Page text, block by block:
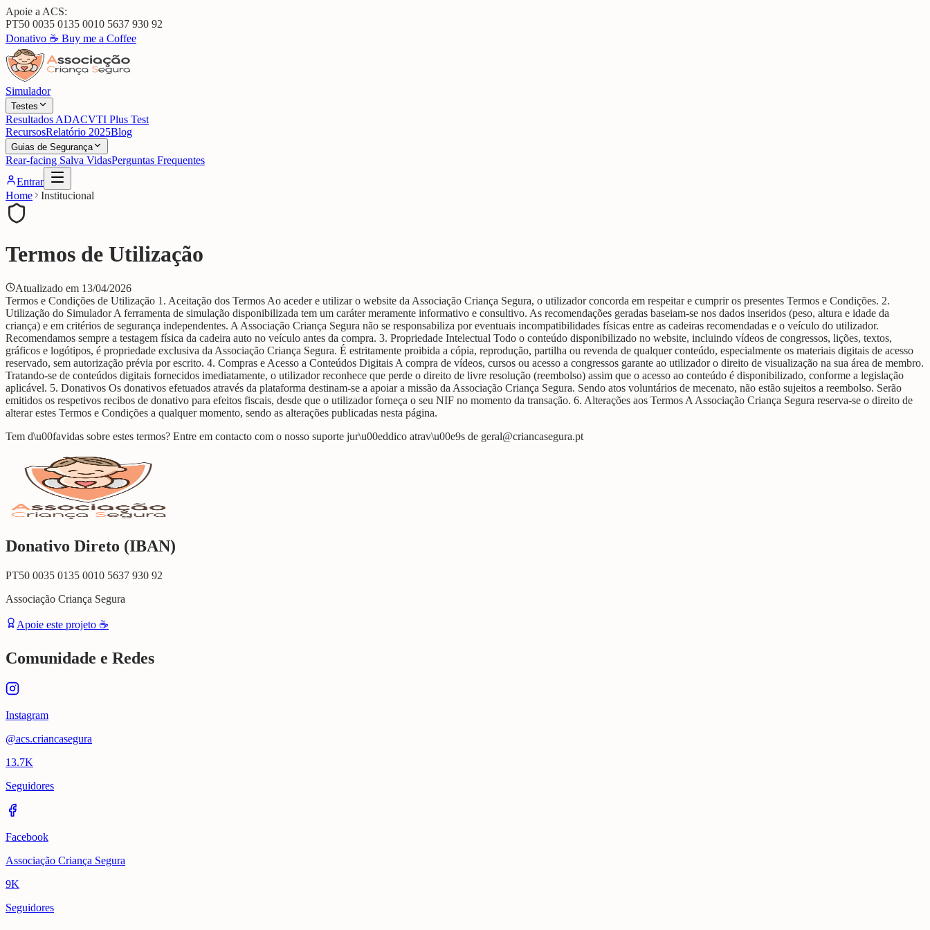
Apoie a ACS:
PT50 0035 0135 0010 5637 930 92
Donativo ☕ Buy me a Coffee
Simulador
Testes
Resultados ADACVTI Plus Test
RecursosRelatório 2025Blog
Guias de Segurança
Rear-facing Salva VidasPerguntas Frequentes
Entrar
Home
Institucional
Termos de Utilização
Atualizado em 13/04/2026
Termos e Condições de Utilização 1. Aceitação dos Termos Ao aceder e utilizar o website da Associação Criança Segura, o utilizador concorda em respeitar e cumprir os presentes Termos e Condições. 2.
Utilização do Simulador A ferramenta de simulação disponibilizada tem um caráter meramente informativo e consultivo. As recomendações geradas baseiam-se nos dados inseridos (peso, altura e idade da
criança) e em critérios de segurança independentes. A Associação Criança Segura não se responsabiliza por eventuais incompatibilidades físicas entre as cadeiras recomendadas e o veículo do utilizador.
Recomendamos sempre a testagem física da cadeira auto no veículo antes da compra. 3. Propriedade Intelectual Todo o conteúdo disponibilizado no website, incluindo vídeos de congressos, lições, textos,
gráficos e logótipos, é propriedade exclusiva da Associação Criança Segura. É estritamente proibida a cópia, reprodução, partilha ou revenda de qualquer conteúdo, especialmente os materiais digitais de acesso
reservado, sem autorização prévia por escrito. 4. Compras e Acesso a Conteúdos Digitais A compra de vídeos, cursos ou acesso a congressos garante ao utilizador o direito de visualização na sua área de membro.
Tratando-se de conteúdos digitais fornecidos imediatamente, o utilizador reconhece que perde o direito de livre resolução (reembolso) assim que o acesso ao conteúdo é disponibilizado, conforme a legislação
aplicável. 5. Donativos Os donativos efetuados através da plataforma destinam-se a apoiar a missão da Associação Criança Segura. Sendo atos voluntários de mecenato, não estão sujeitos a reembolso. Serão
emitidos os respetivos recibos de donativo para efeitos fiscais, desde que o utilizador forneça o seu NIF no momento da transação. 6. Alterações aos Termos A Associação Criança Segura reserva-se o direito de
alterar estes Termos e Condições a qualquer momento, sendo as alterações publicadas nesta página.
Tem d\u00favidas sobre estes termos? Entre em contacto com o nosso suporte jur\u00eddico atrav\u00e9s de geral@criancasegura.pt
Donativo Direto (IBAN)
PT50 0035 0135 0010 5637 930 92
Associação Criança Segura
Apoie este projeto ☕
Comunidade e Redes
Instagram
@acs.criancasegura
13.7K
Seguidores
Facebook
Associação Criança Segura
9K
Seguidores